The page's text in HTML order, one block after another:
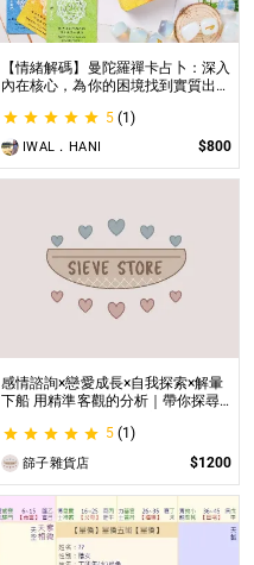
【情緒解碼】曼陀羅禪卡占卜：深入
內在核心，為你的困境找到實質出口
情緒解析，打破人生卡關循環
5 (1)
IWAL．HANI $800
感情諮詢×戀愛成長×自我探索×解暈
下船 用精準客觀的分析｜帶你探尋
5 (1)
篩子雜貨店 $1200